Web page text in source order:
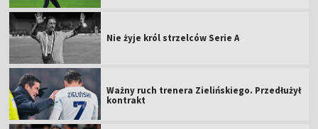
Nie żyje król strzelców Serie A
Ważny ruch trenera Zielińskiego. Przedłużył
kontrakt